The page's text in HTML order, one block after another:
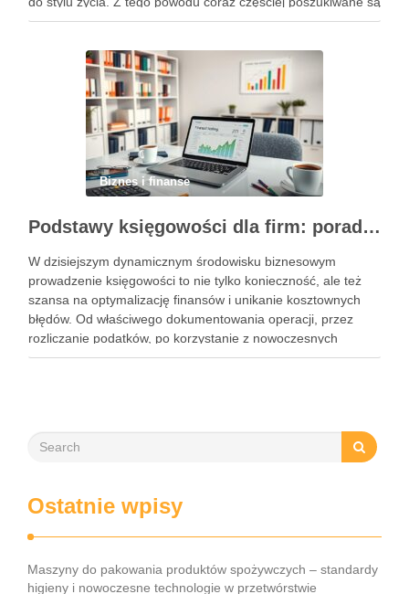
rozwiązania, które pozwalają uczestniczyć w rynku w sposób
Biznes i finanse
Podstawy księgowości dla firm: porady, narzędzia i nowoczesne rozwiązania
W dzisiejszym dynamicznym środowisku biznesowym
prowadzenie księgowości to nie tylko konieczność, ale też
szansa na optymalizację finansów i unikanie kosztownych
błędów. Od właściwego dokumentowania operacji, przez
rozliczanie podatków, po korzystanie z nowoczesnych
narzędzi – każdy przedsiębiorca musi znać kluczowe
Ostatnie wpisy
Maszyny do pakowania produktów spożywczych – standardy
higieny i nowoczesne technologie w przetwórstwie